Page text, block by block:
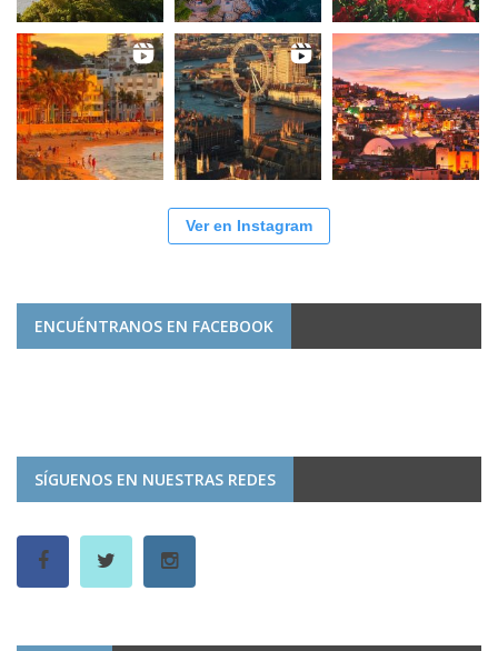
Ver en Instagram
ENCUÉNTRANOS EN FACEBOOK
SÍGUENOS EN NUESTRAS REDES